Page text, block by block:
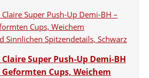
Super Push-Up Demi-BH
Cups, Weichem